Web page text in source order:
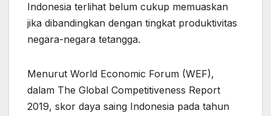
Indonesia terlihat belum cukup memuaskan
jika dibandingkan dengan tingkat produktivitas
negara-negara tetangga.
Menurut World Economic Forum (WEF),
dalam The Global Competitiveness Report
2019, skor daya saing Indonesia pada tahun